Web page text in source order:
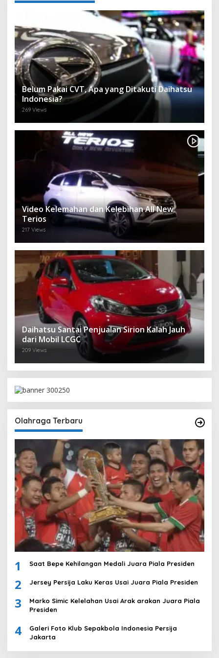
Belum Pakai CVT, Apa yang Ditakuti Daihatsu
Indonesia?
269 Views
Video Kelemahan dan Kelebihan All New
Terios
217 Views
Daihatsu Santai Penjualan Sirion Kalah Jauh
dari Mobil LCGC
209 Views
Olahraga Terbaru
1 Saat Bepe Kehilangan Medali Juara Piala Presiden
2 Jersey Persija Laku Keras Usai Juara Piala Presiden
3
Marko Simic Kelelahan Usai Arak arakan Juara Piala
Presiden
4
Galeri Foto Klub Sepakbola Indonesia Persija
Jakarta